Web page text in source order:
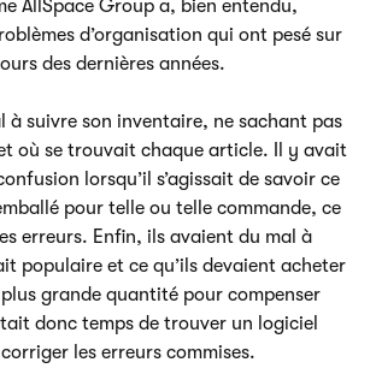
AllSpace Group a, bien entendu,
d’organisation qui ont pesé sur
des dernières années.
à suivre son inventaire, ne sachant pas
où se trouvait chaque article. Il y avait
lorsqu’il s’agissait de savoir ce
pour telle ou telle commande, ce
erreurs. Enfin, ils avaient du mal à
populaire et ce qu’ils devaient acheter
grande quantité pour compenser
donc temps de trouver un logiciel
les erreurs commises.